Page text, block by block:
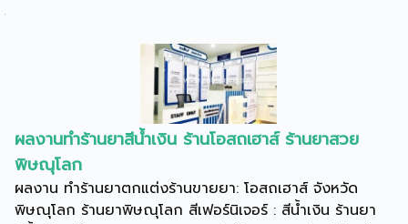
ผลงานทำร้านยาสีน้ำเงิน ร้านโอสถเฮาส์ ร้านยาสวย
พิษณุโลก
ผลงาน ทำร้านยาตกแต่งร้านขายยา: โอสถเฮาส์ จังหวัด
พิษณุโลก ร้านยาพิษณุโลก สีเฟอร์นิเจอร์ : สีน้ำเงิน ร้านยา